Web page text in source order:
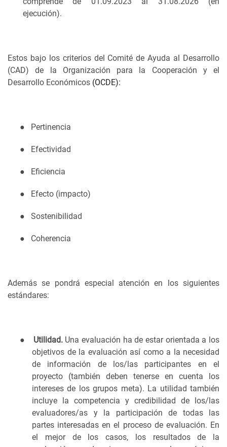
ejecución).
Estos bajo los criterios del Comité de Ayuda al Desarrollo
(CAD) de la Organización para la Cooperación y el
Desarrollo Económicos (OCDE):
● Pertinencia
● Efectividad
● Eficiencia
● Efecto (impacto)
● Sostenibilidad
● Coherencia
Además se pondrá especial atención en los siguientes
estándares:
● Utilidad. Una evaluación ha de estar orientada a los
objetivos de la evaluación así como a la necesidad
de información de los/las participantes en el
proyecto (también deben tenerse en cuenta los
intereses de los grupos meta). La utilidad también
incluye la competencia y credibilidad de los/las
evaluadores/as y la participación de todas las
partes interesadas en el proceso de evaluación. En
el mejor de los casos, los resultados de la